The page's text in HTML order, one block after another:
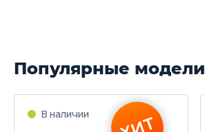
Популярные модели